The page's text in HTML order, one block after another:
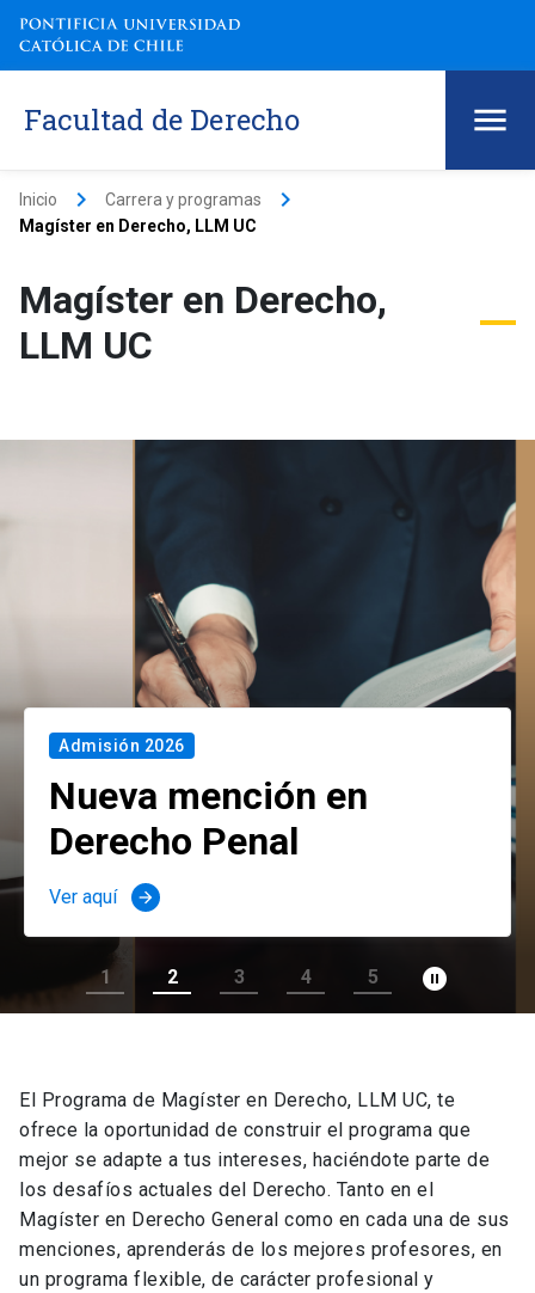
Facultad de Derecho
Inicio keyboard_arrow_right Carrera y programas keyboard_arrow_right
Magíster en Derecho, LLM UC
Magíster en Derecho,
LLM UC
Admisión 2026
Nueva mención en
Derecho Penal
Ver aquí arrow_forward
1 2 3 4 5 pause_circle_filled
El Programa de Magíster en Derecho, LLM UC, te
ofrece la oportunidad de construir el programa que
mejor se adapte a tus intereses, haciéndote parte de
los desafíos actuales del Derecho. Tanto en el
Magíster en Derecho General como en cada una de sus
menciones, aprenderás de los mejores profesores, en
un programa flexible, de carácter profesional y